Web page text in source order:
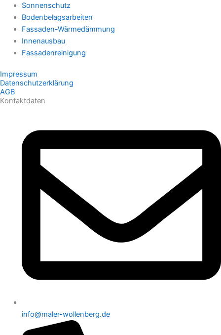
Sonnenschutz
Bodenbelagsarbeiten
Fassaden-Wärmedämmung
Innenausbau
Fassadenreinigung
Impressum
Datenschutzerklärung
AGB
Kontaktdaten
info@maler-wollenberg.de